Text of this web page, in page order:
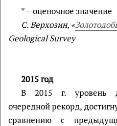
* – оценочное значение
С. Верхозин, «
Geological Survey
2015 год
В 2015 г. уровень
очередной рекорд,
сравнению с